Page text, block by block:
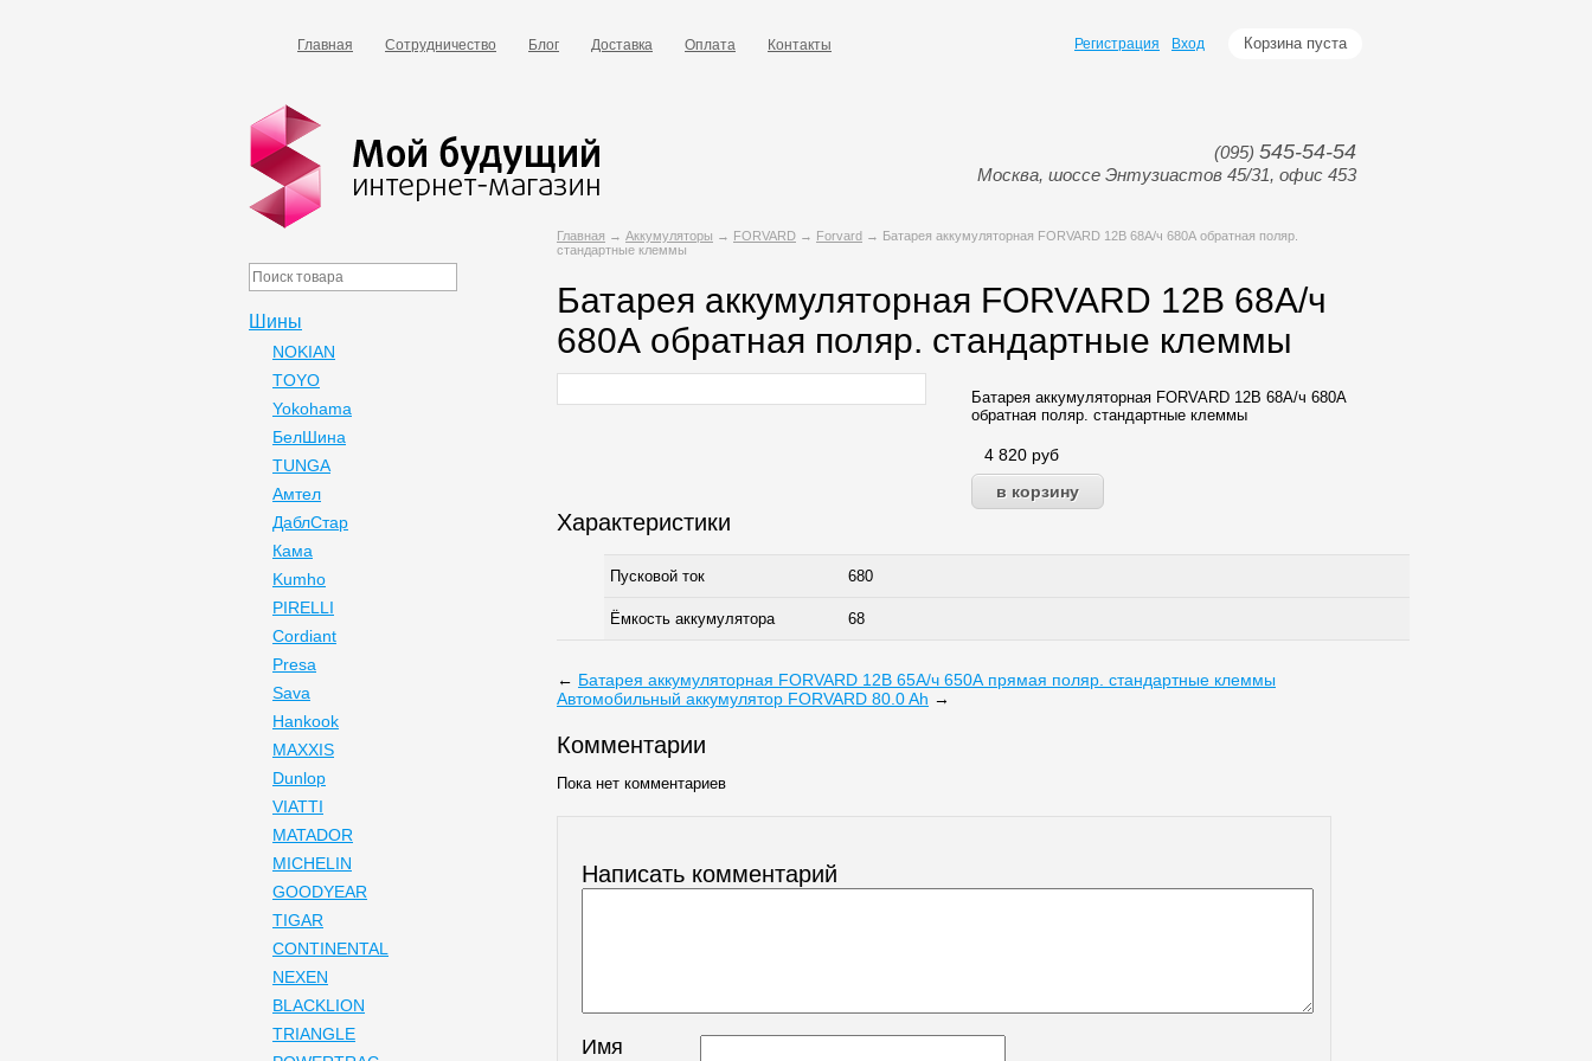
Главная Сотрудничество Блог Доставка Оплата Контакты Корзина пуста
Регистрация Вход
(095) 545-54-54
Москва, шоссе Энтузиастов 45/31, офис 453
Главная → Аккумуляторы → FORVARD → Forvard → Батарея аккумуляторная FORVARD 12В 68А/ч 680А обратная поляр.
стандартные клеммы
Батарея аккумуляторная FORVARD 12В 68А/ч
680А обратная поляр. стандартные клеммы
Батарея аккумуляторная FORVARD 12В 68А/ч 680А
обратная поляр. стандартные клеммы
4 820 руб
Характеристики
Пусковой ток 680
Ёмкость аккумулятора 68
← Батарея аккумуляторная FORVARD 12В 65А/ч 650А прямая поляр. стандартные клеммы
Автомобильный аккумулятор FORVARD 80.0 Ah →
Комментарии
Пока нет комментариев
Написать комментарий
Имя
Шины
NOKIAN
TOYO
Yokohama
БелШина
TUNGA
Амтел
ДаблСтар
Кама
Kumho
PIRELLI
Cordiant
Presa
Sava
Hankook
MAXXIS
Dunlop
VIATTI
MATADOR
MICHELIN
GOODYEAR
TIGAR
CONTINENTAL
NEXEN
BLACKLION
TRIANGLE